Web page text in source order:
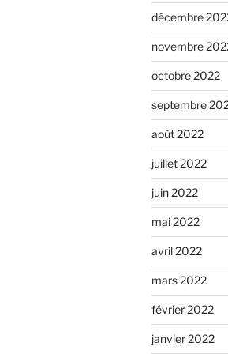
décembre
novembre
octobre 2022
septembre
août 2022
juillet 2022
juin 2022
mai 2022
avril 2022
mars 2022
février 2022
janvier 2022